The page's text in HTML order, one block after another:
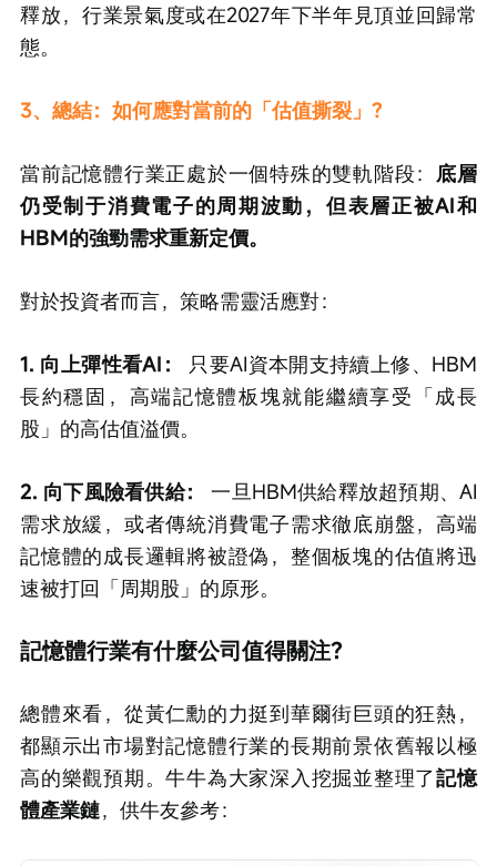
釋放，行業景氣度或在2027年下半年見頂並回歸常
態。
3、總結：如何應對當前的「估值撕裂」？
當前記憶體行業正處於一個特殊的雙軌階段： 底層
仍受制于消費電子的周期波動，但表層正被AI和
HBM的強勁需求重新定價。
對於投資者而言，策略需靈活應對：
1. 向上彈性看AI： 只要AI資本開支持續上修、HBM
長約穩固，高端記憶體板塊就能繼續享受「成長
股」的高估值溢價。
2. 向下風險看供給：
一旦HBM供給釋放超預期、AI
需求放緩，或者傳統消費電子需求徹底崩盤，高端
記憶體的成長邏輯將被證偽，整個板塊的估值將迅
速被打回「周期股」的原形。
記憶體行業有什麼公司值得關注？
總體來看，從黃仁勳的力挺到華爾街巨頭的狂熱，
都顯示出市場對記憶體行業的長期前景依舊報以極
高的樂觀預期。牛牛為大家深入挖掘並整理了記憶
體產業鏈，供牛友參考：